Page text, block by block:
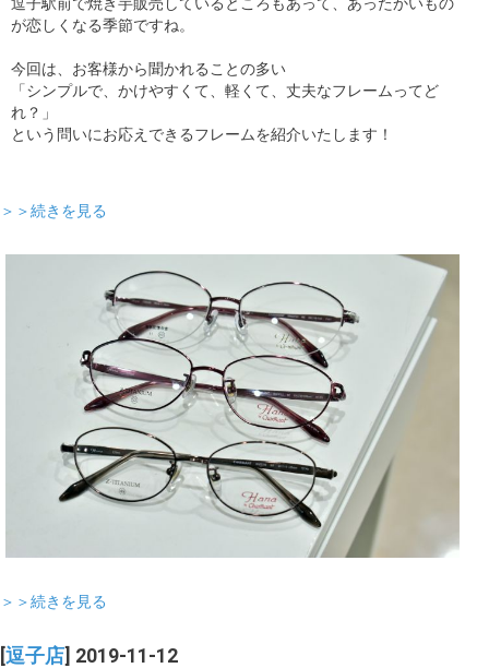
が恋しくなる季節ですね。
今回は、お客様から聞かれることの多い
「シンプルで、かけやすくて、軽くて、丈夫なフレームってど
れ？」
という問いにお応えできるフレームを紹介いたします！
＞＞続きを見る
＞＞続きを見る
[逗子店] 2019-11-12